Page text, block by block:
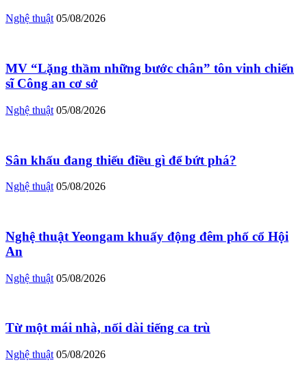
Nghệ thuật 05/08/2026
MV “Lặng thầm những bước chân” tôn vinh chiến
sĩ Công an cơ sở
Nghệ thuật 05/08/2026
Sân khấu đang thiếu điều gì để bứt phá?
Nghệ thuật 05/08/2026
Nghệ thuật Yeongam khuấy động đêm phố cổ Hội
An
Nghệ thuật 05/08/2026
Từ một mái nhà, nối dài tiếng ca trù
Nghệ thuật 05/08/2026